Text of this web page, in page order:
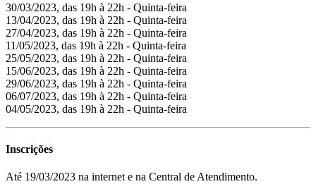
30/03/2023, das 19h à 22h - Quinta-feira
13/04/2023, das 19h à 22h - Quinta-feira
27/04/2023, das 19h à 22h - Quinta-feira
11/05/2023, das 19h à 22h - Quinta-feira
25/05/2023, das 19h à 22h - Quinta-feira
15/06/2023, das 19h à 22h - Quinta-feira
29/06/2023, das 19h à 22h - Quinta-feira
06/07/2023, das 19h à 22h - Quinta-feira
04/05/2023, das 19h à 22h - Quinta-feira
Inscrições
Até 19/03/2023 na internet e na Central de Atendimento.